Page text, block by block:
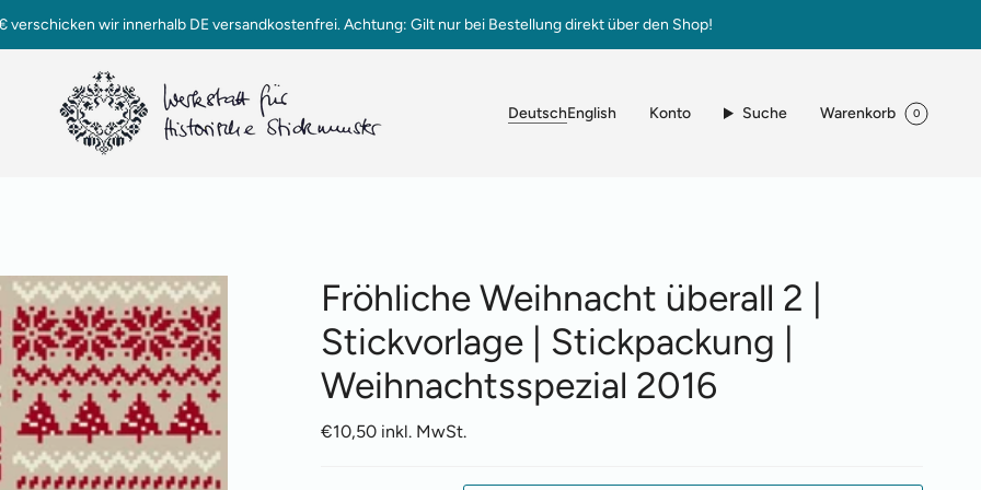
verschicken wir innerhalb DE versandkostenfrei. Achtung: Gilt nur bei Bestellung direkt über den Shop!
DeutschEnglish Konto Suche Warenkorb 0
Fröhliche Weihnacht überall 2 |
Stickvorlage | Stickpackung |
Weihnachtsspezial 2016
€10,50 inkl. MwSt.